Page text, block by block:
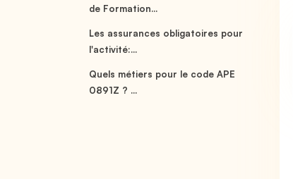
de Formation...
Les assurances obligatoires pour
l'activité:...
Quels métiers pour le code APE
0891Z ? ...